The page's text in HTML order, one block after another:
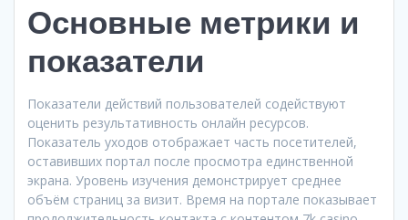
Основные метрики и
показатели
Показатели действий пользователей содействуют
оценить результативность онлайн ресурсов.
Показатель уходов отображает часть посетителей,
оставивших портал после просмотра единственной
экрана. Уровень изучения демонстрирует среднее
объём страниц за визит. Время на портале показывает